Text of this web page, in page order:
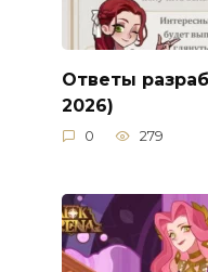
Ответы
2026)
0 279